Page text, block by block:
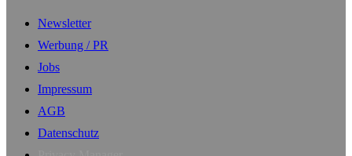
Newsletter
Werbung / PR
Jobs
Impressum
AGB
Datenschutz